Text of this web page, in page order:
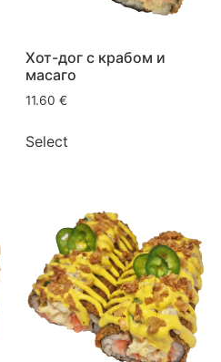
Хот-дог с крабом и
масаго
11.60 €
Select